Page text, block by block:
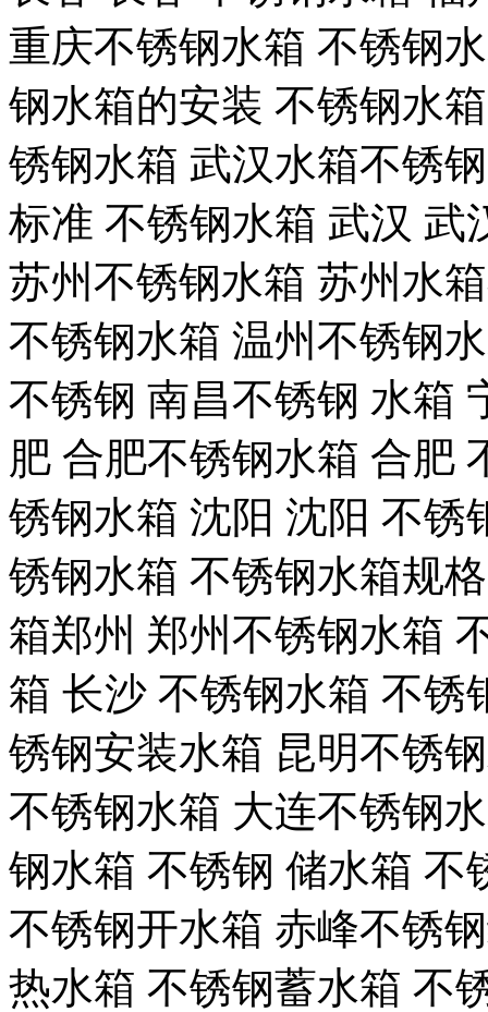
重庆不锈钢水箱 不锈钢
钢水箱的安装 不锈钢水
锈钢水箱 武汉水箱不锈
标准 不锈钢水箱 武汉 武
苏州不锈钢水箱 苏州水
不锈钢水箱 温州不锈钢
不锈钢 南昌不锈钢 水箱
肥 合肥不锈钢水箱 合肥
锈钢水箱 沈阳 沈阳 不锈
锈钢水箱 不锈钢水箱规
箱郑州 郑州不锈钢水箱
箱 长沙 不锈钢水箱 不锈
锈钢安装水箱 昆明不锈
不锈钢水箱 大连不锈钢
钢水箱 不锈钢 储水箱 不
不锈钢开水箱 赤峰不锈
热水箱 不锈钢蓄水箱 不